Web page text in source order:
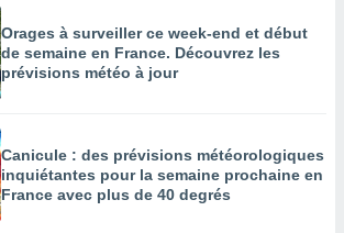
Orages à surveiller ce week-end et début
de semaine en France. Découvrez les
prévisions météo à jour
Canicule : des prévisions météorologiques
inquiétantes pour la semaine prochaine en
France avec plus de 40 degrés